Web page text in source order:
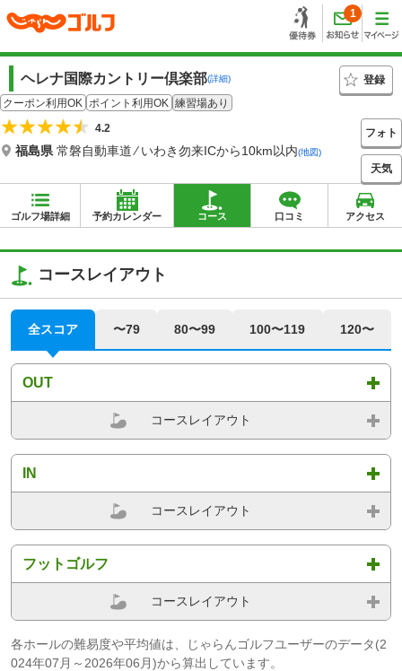
1
ヘレナ国際カントリー倶楽部(詳細)
登録
クーポン利用OK ポイント利用OK 練習場あり
4.2
福島県 常磐自動車道 ⁄ いわき勿来ICから10km以内(地図)
フォト
天気
ゴルフ場詳細 予約カレンダー コース 口コミ アクセス
コースレイアウト
全スコア 〜79 80〜99 100〜119 120〜
OUT
コースレイアウト
IN
コースレイアウト
フットゴルフ
コースレイアウト
各ホールの難易度や平均値は、じゃらんゴルフユーザーのデータ(2
024年07月～2026年06月)から算出しています。